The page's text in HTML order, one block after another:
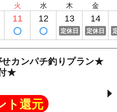
火
11
水
12
木
13
定休日
金
14
定休日
カンパチ釣りプラン★
★
ト還元